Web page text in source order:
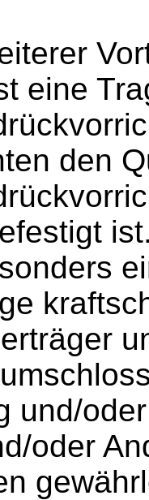
eine
den
und/
oder